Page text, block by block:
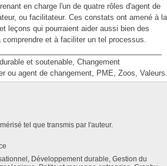
en charge l'un de quatre rôles d'agent de
ou facilitateur. Ces constats ont amené à la
leçons qui pourraient aider aussi bien des
et à faciliter un tel processus.
et soutenable, Changement
ou agent de changement, PME, Zoos, Valeurs.
tel que transmis par l'auteur.
Développement durable, Gestion du